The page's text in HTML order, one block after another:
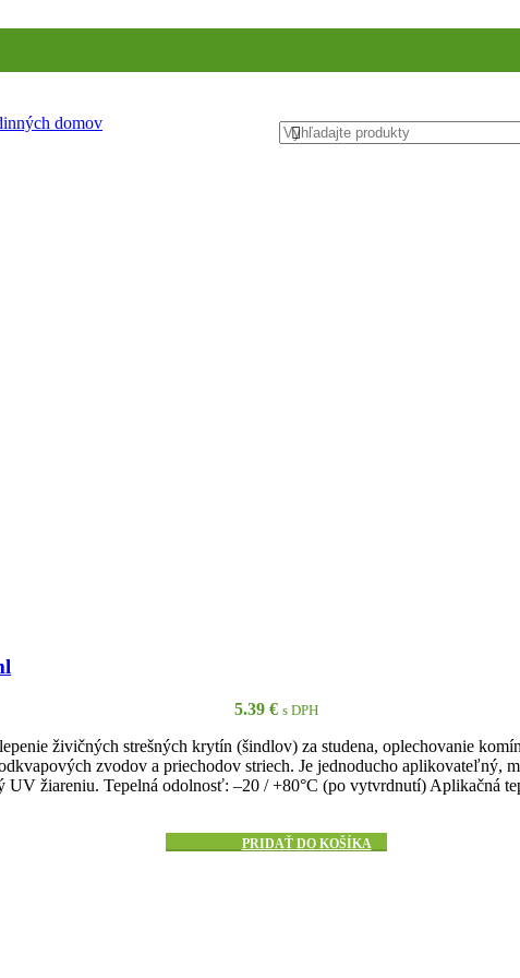
domov
5.39 € s DPH
živičných strešných krytín (šindlov) za studena, oplechovanie
zvodov a priechodov striech. Je jednoducho aplikovateľný,
žiareniu. Tepelná odolnosť: –20 / +80°C (po vytvrdnutí) Aplikačná
PRIDAŤ DO KOŠÍKA